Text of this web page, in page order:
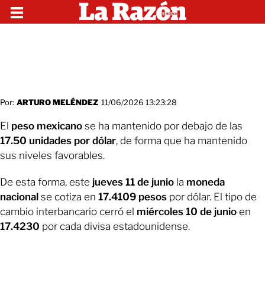
Por: ARTURO MELÉNDEZ 11/06/2026 13:23:28
El peso mexicano se ha mantenido por debajo de las
17.50 unidades por dólar, de forma que ha mantenido
sus niveles favorables.
De esta forma, este jueves 11 de junio la moneda
nacional se cotiza en 17.4109 pesos por dólar. El tipo de
cambio interbancario cerró el miércoles 10 de junio en
17.4230 por cada divisa estadounidense.